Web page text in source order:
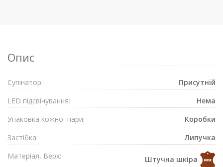
Опис
Супiнатор:
Присутнiй
LED підсвічування:
Нема
Упаковка кожної пари:
Коробки
Застібка:
Липучка
Матеріал, Верх:
Штучна шкіра